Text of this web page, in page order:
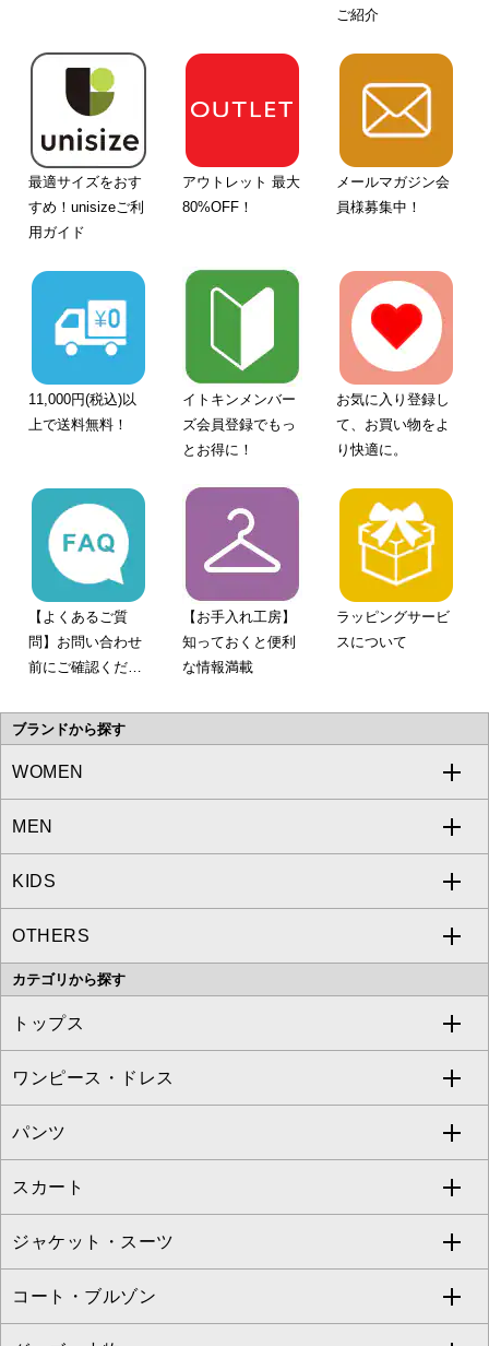
ご紹介
最適サイズをおす
すめ！unisizeご利
用ガイド
アウトレット 最大
80%OFF！
メールマガジン会
員様募集中！
11,000円(税込)以
上で送料無料！
イトキンメンバー
ズ会員登録でもっ
とお得に！
お気に入り登録し
て、お買い物をよ
り快適に。
【よくあるご質
問】お問い合わせ
前にご確認くださ
【お手入れ工房】
知っておくと便利
な情報満載
ラッピングサービ
スについて
ブランドから探す
WOMEN
a.v.v
MICHEL KLEIN
MK MICHEL KLEIN
OFUON le MK
MEN
a.v.v
MICHEL KLEIN HOMME
MK MICHEL KLEIN HOMME
KIDS
a.v.v
OTHERS
MK MICHEL KLEIN BAG
カテゴリから探す
トップス
すべてのトップス
カットソー・Tシャツ
ブラウス・シャツ
ニット・セーター
カーディガン
ワンピース・ドレス
すべてのワンピース・ドレス
ワンピース
ドレス
チュニック
パンツ
すべてのパンツ
フルレングスパンツ
クロップド・半端丈パンツ
スカート
すべてのスカート
ロング・マキシ丈スカート
ジャケット・スーツ
すべてのジャケット・スーツ
コート・ブルゾン